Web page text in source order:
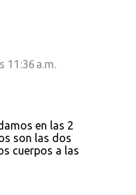
11:36 a.m.
en las 2
son las dos
cuerpos a las